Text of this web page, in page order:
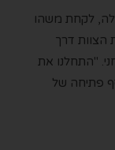
לקחת משהו
הצוות דרך
"התחלנו את
על סף פתיחה של